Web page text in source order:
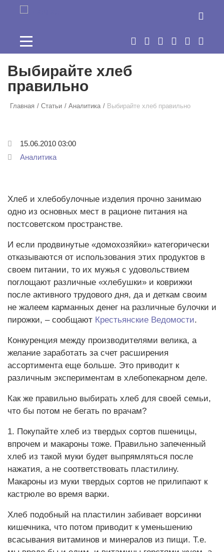
Перейти к основному содержанию
Выбирайте хлеб
правильно
Главная Статьи Аналитика Выбирайте хлеб правильно
15.06.2010 03:00
Аналитика
Хлеб и хлебобулочные изделия прочно занимаю
одно из основных мест в рационе питания на
постсоветском пространстве.
И если продвинутые «домохозяйки» категорически
отказываются от использования этих продуктов в
своем питании, то их мужья с удовольствием
поглощают различные «хлебушки» и коврижки
после активного трудового дня, да и деткам своим
не жалеем карманных денег на различные булочки и
пирожки, – сообщают Крестьянские Ведомости.
Конкуренция между производителями велика, а
желание заработать за счет расширения
ассортимента еще больше. Это приводит к
различным экспериментам в хлебопекарном деле.
Как же правильно выбирать хлеб для своей семьи,
что бы потом не бегать по врачам?
1. Покупайте хлеб из твердых сортов пшеницы,
впрочем и макароны тоже. Правильно запеченный
хлеб из такой муки будет выпрямляться после
нажатия, а не соответствовать пластилину.
Макароны из муки твердых сортов не прилипают к
кастрюле во время варки.
Хлеб подобный на пластилин забивает ворсинки
кишечника, что потом приводит к уменьшению
всасывания витаминов и минералов из пищи. Т.е.